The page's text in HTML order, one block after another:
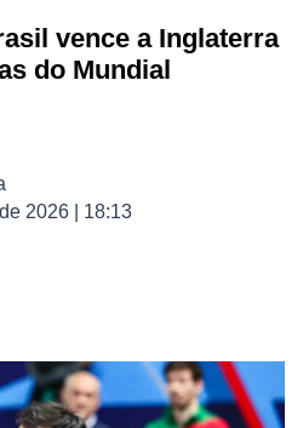
vence a Inglaterra
do Mundial
2026 | 18:13